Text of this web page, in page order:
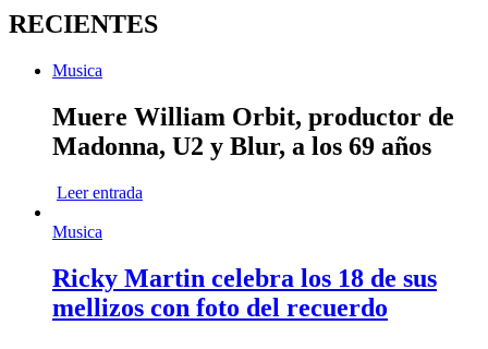
RECIENTES
Musica
Muere William Orbit, productor de
Madonna, U2 y Blur, a los 69 años
Leer entrada
Musica
Ricky Martin celebra los 18 de sus
mellizos con foto del recuerdo